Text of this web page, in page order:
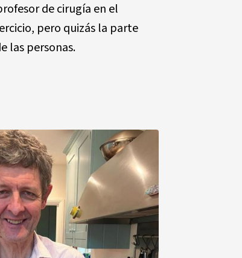
de cirugía en el
pero quizás la parte
las personas.